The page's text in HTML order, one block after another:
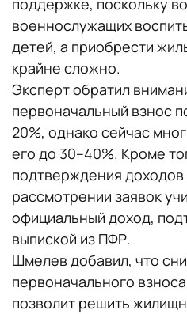
поддержке, поскольку
военнослужащих
детей, а приобрести
крайне сложно.
Эксперт обратил
первоначальный взнос
20%, однако сейчас
его до 30–40%. Кроме
подтверждения доходов
рассмотрении заявок
официальный доход,
выпиской из ПФР.
Шмелев добавил, что
первоначального
позволит решить